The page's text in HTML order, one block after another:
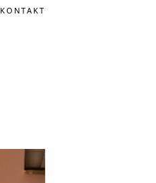
KONTAKT